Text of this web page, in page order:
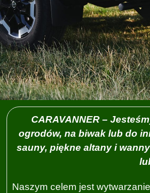
CARAVANNER –
ogrodów, na biwak lub do
sauny, piękne altany i
Naszym celem jest